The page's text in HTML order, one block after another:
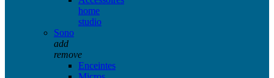
home
studio
Sono
add
remove
Enceintes